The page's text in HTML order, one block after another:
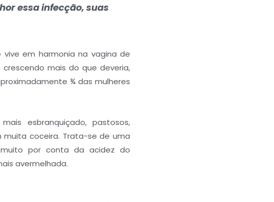
essa infecção, suas
em harmonia na vagina de
mais do que deveria,
¾ das mulheres
esbranquiçado, pastosos,
coceira. Trata-se de uma
por conta da acidez do
avermelhada.